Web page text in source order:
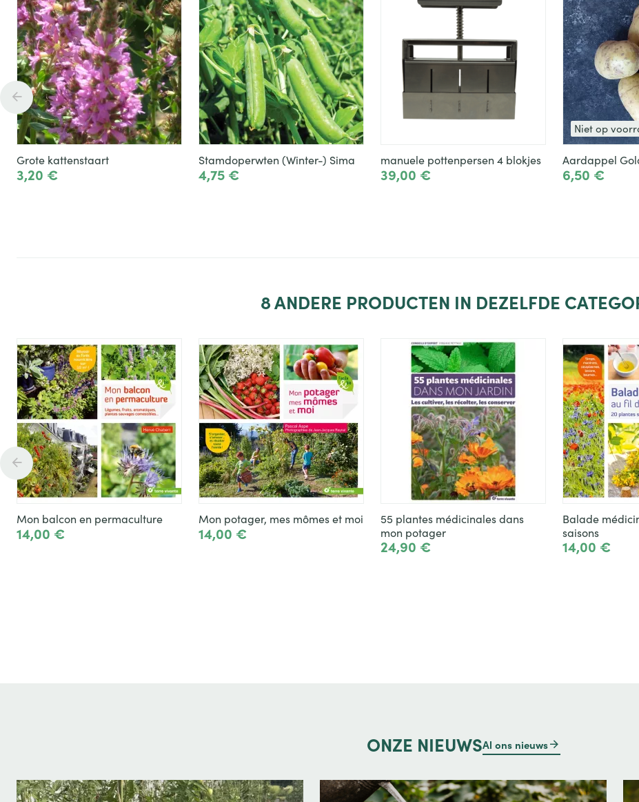
Grote kattenstaart
3,20 €
Stamdoperwten (Winter-) Sima
4,75 €
manuele pottenpersen 4 blokjes
39,00 €
Niet op
Aardappel
6,50 €
8ANDERE PRODUCTEN IN DEZELFDE
Mon balcon en permaculture
14,00 €
Mon potager, mes mômes et moi
14,00 €
55 plantes médicinales dans
mon potager
24,90 €
Balade
saisons
14,00 €
ONZE NIEUWSAl ons nieuws